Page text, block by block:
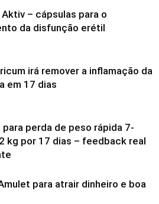
– cápsulas para o
da disfunção erétil
irá remover a inflamação da
em 17 dias
para perda de peso rápida 7-
kg por 17 dias – feedback real
para atrair dinheiro e boa